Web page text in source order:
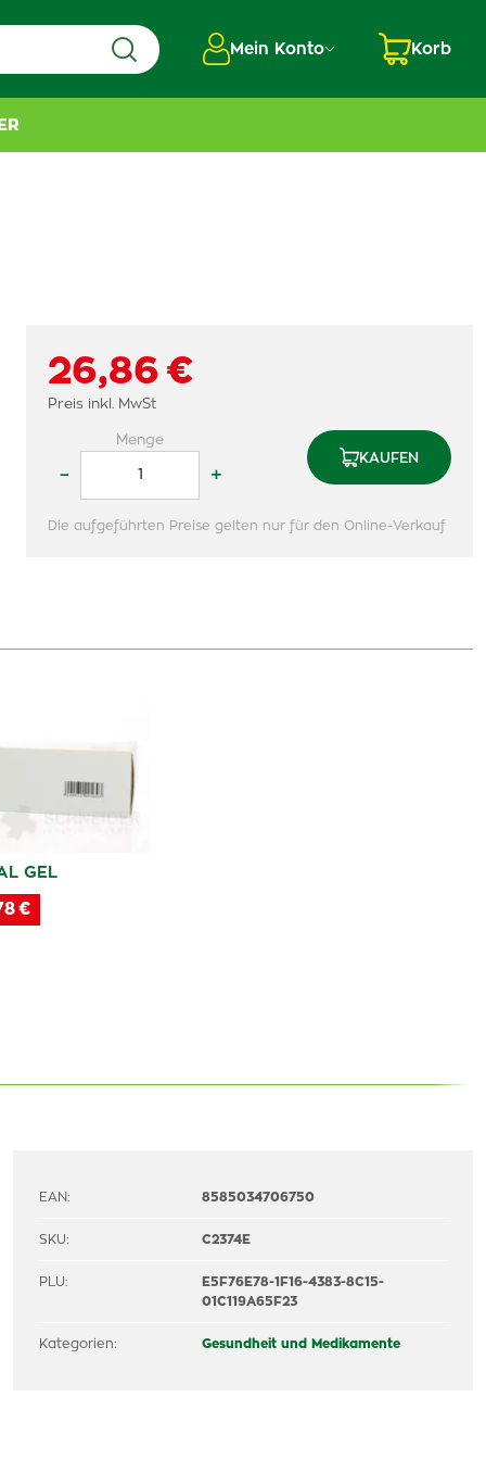
Mein Konto Korb
26,86 €
Preis inkl. MwSt
Menge
– +
KAUFEN
Die aufgeführten Preise gelten nur für den Online-Verkauf
GEL
€
EAN: 8585034706750
SKU: C2374E
PLU:
E5F76E78-1F16-4383-8C15-
01C119A65F23
Kategorien: Gesundheit und Medikamente